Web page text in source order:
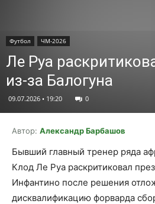
Футбол ЧМ-2026
Ле Руа
из-за Балогуна
09.07.2026 • 19:20 0
Автор: Александр Барбашов
Бывший главный тренер ряда
Клод Ле Руа раскритиковал
Инфантино после решения
дисквалификацию форварда